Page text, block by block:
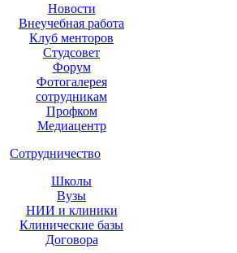
Новости
Внеучебная работа
Клуб менторов
Студсовет
Форум
Фотогалерея
сотрудникам
Профком
Медиацентр
Сотрудничество
Школы
Вузы
НИИ и клиники
Клинические базы
Договора